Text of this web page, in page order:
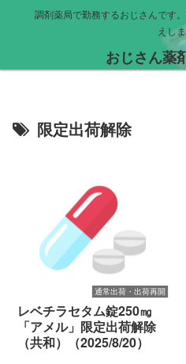
調剤薬局で勤務するおじさんです
えし
おじさん薬
限定出荷解除
通常出荷・出荷再開
レベチラセタム錠250㎎
「アメル」限定出荷解除
（共和）（2025/8/20）